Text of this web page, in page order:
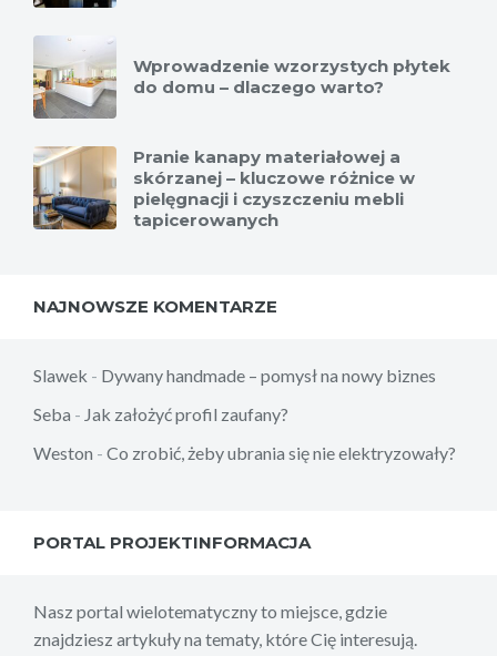
Wprowadzenie wzorzystych płytek
do domu – dlaczego warto?
Pranie kanapy materiałowej a
skórzanej – kluczowe różnice w
pielęgnacji i czyszczeniu mebli
tapicerowanych
NAJNOWSZE KOMENTARZE
Slawek - Dywany handmade – pomysł na nowy biznes
Seba - Jak założyć profil zaufany?
Weston - Co zrobić, żeby ubrania się nie elektryzowały?
PORTAL PROJEKTINFORMACJA
Nasz portal wielotematyczny to miejsce, gdzie
znajdziesz artykuły na tematy, które Cię interesują.